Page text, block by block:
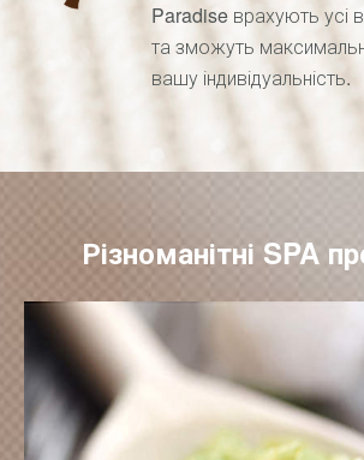
Paradise врахують усі
та зможуть
вашу індивідуальність.
Різноманітні SPA